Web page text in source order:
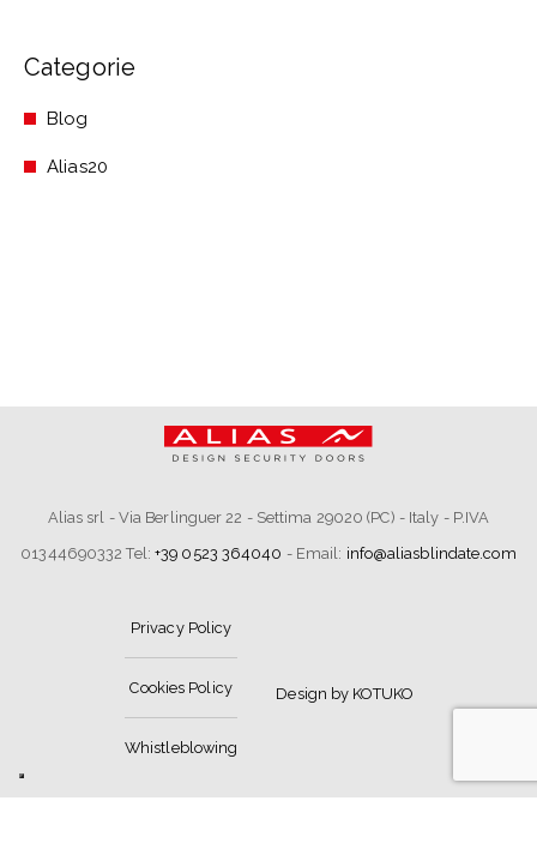
Categorie
Blog
Alias20
Alias srl - Via Berlinguer 22 - Settima 29020 (PC) - Italy - P.IVA
01344690332 Tel: +39 0523 364040 - Email: info@aliasblindate.com
Privacy Policy
Cookies Policy
Whistleblowing
Design by KOTUKO